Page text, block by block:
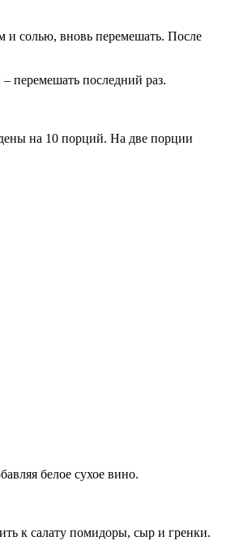
и солью, вновь перемешать. После
перемешать последний раз.
на 10 порций. На две порции
белое сухое вино.
к салату помидоры, сыр и гренки.